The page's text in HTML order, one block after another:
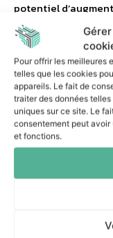
Pour offrir les meilleures
telles que les cookies
appareils. Le fait de
traiter des données
uniques sur ce site. Le
consentement peut
et fonctions.
potentiel
Par conséquent,
commerciales et
continue des
en passant par
de travail humains,
sont